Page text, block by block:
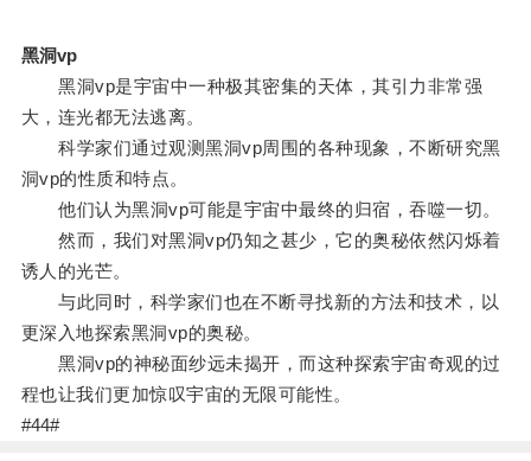
黑洞vp
黑洞vp是宇宙中一种极其密集的天体，其引力非常强
大，连光都无法逃离。
科学家们通过观测黑洞vp周围的各种现象，不断研究黑
洞vp的性质和特点。
他们认为黑洞vp可能是宇宙中最终的归宿，吞噬一切。
然而，我们对黑洞vp仍知之甚少，它的奥秘依然闪烁着
诱人的光芒。
与此同时，科学家们也在不断寻找新的方法和技术，以
更深入地探索黑洞vp的奥秘。
黑洞vp的神秘面纱远未揭开，而这种探索宇宙奇观的过
程也让我们更加惊叹宇宙的无限可能性。
#44#